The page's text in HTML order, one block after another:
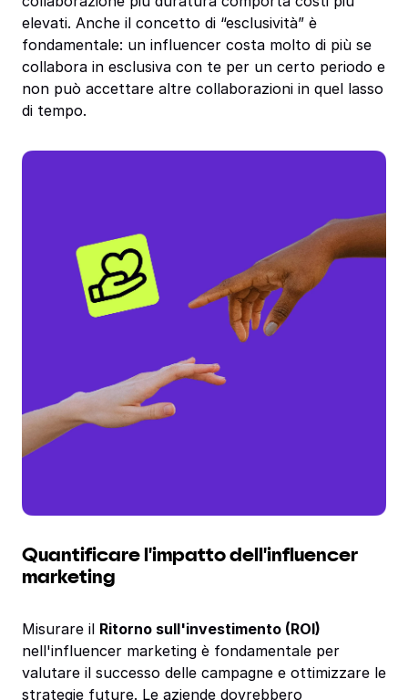
elevati. Anche il concetto di “esclusività” è
fondamentale: un influencer costa molto di più se
collabora in esclusiva con te per un certo periodo e
non può accettare altre collaborazioni in quel lasso
di tempo.
Quantificare l'impatto dell'influencer
marketing
Misurare il Ritorno sull'investimento (ROI)
nell'influencer marketing è fondamentale per
valutare il successo delle campagne e ottimizzare le
strategie future. Le aziende dovrebbero